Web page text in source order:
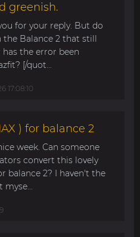
greenish.
for your reply. But do
the Balance 2 that still
the error been
[/quot...
17:08:10
) for balance 2
week. Can someone
convert this lovely
balance 2? I haven't the